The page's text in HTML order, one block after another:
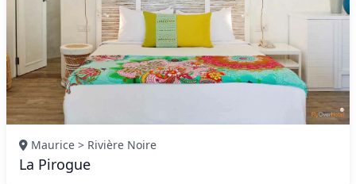
Maurice > Rivière Noire
La Pirogue